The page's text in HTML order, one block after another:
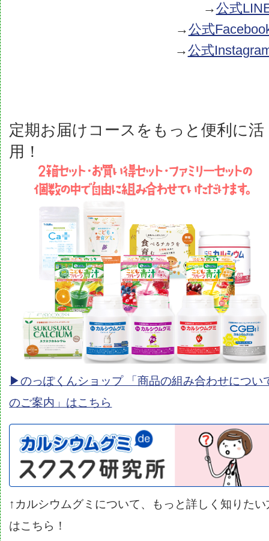
→公式
→公式
→公式
定期お届けコースをもっと便利に活
用！
▶︎のっぽくんショップ 「商品の組み合わせについ
のご案内」はこちら
↑カルシウムグミについて、もっと詳しく知りたい
はこちら！